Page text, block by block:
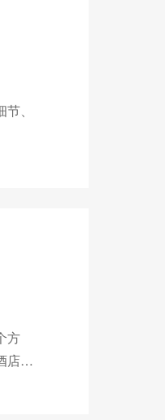
、
方
店经